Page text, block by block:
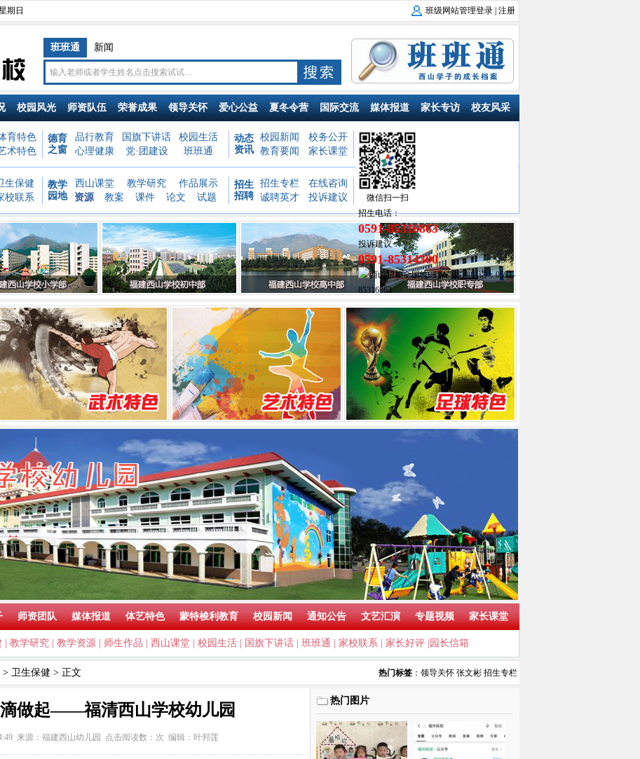
期日 班级网站管理登录 注册
班班通 新闻
校园风光 师资队伍 荣誉成果 领导关怀 爱心公益 夏冬令营 国际交流 媒体报道 家长专访 校友风采
育特色
术特色
德育
之窗
品行教育 国旗下讲话
校园生活
心理健康
党·团建设 班班通
动态
资讯
校园新闻
校务公开
教育要闻
家长课堂
福建省西山学校
初中部 高中部
生保健
校联系
教学
园地
西山课堂 教学研究
作品展示
资源
教案 课件 论文 试题
招生
招聘
招生专栏
在线咨询
诚聘英才
投诉建议
江西省西山学校
初中部 高中部
微信扫一扫
招生电话：
0591-85316863
投诉建议：
0591-85314300
师资团队 媒体报道 体艺特色 蒙特梭利教育 校园新闻 通知公告 文艺汇演 专题视频 家长课堂
教学研究 教学资源 师生作品 西山课堂 校园生活 国旗下讲话 班班通 家校联系 家长好评 园长信箱
> 卫生保健 > 正文 热门标签 ： 领导关怀 张文彬 招生专栏
做起——福清西山学校幼儿园
来源： 福建西山幼儿园 点击阅读数： 次 编辑：叶邦莲
热门图片